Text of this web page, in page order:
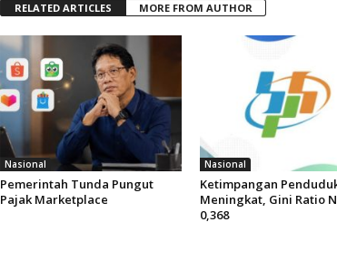
RELATED ARTICLES MORE FROM AUTHOR
Nasional
Pemerintah Tunda Pungut
Pajak Marketplace
Nasional
Ketimpangan
Meningkat, Gini Ratio
0,368